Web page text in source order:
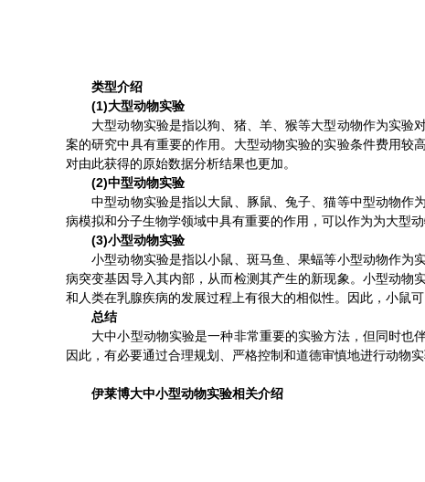
类型介绍
(1)大型动物实验
大型动物实验是指以狗、猪、羊、猴等大型动物作为实验对
案的研究中具有重要的作用。大型动物实验的实验条件费用较
对由此获得的原始数据分析结果也更加。
(2)中型动物实验
中型动物实验是指以大鼠、豚鼠、兔子、猫等中型动物作为
病模拟和分子生物学领域中具有重要的作用，可以作为为大型动
(3)小型动物实验
小型动物实验是指以小鼠、斑马鱼、果蝠等小型动物作为实
病突变基因导入其内部，从而检测其产生的新现象。小型动物
和人类在乳腺疾病的发展过程上有很大的相似性。因此，小鼠
总结
大中小型动物实验是一种非常重要的实验方法，但同时也伴
因此，有必要通过合理规划、严格控制和道德审慎地进行动物
伊莱博大中小型动物实验相关介绍